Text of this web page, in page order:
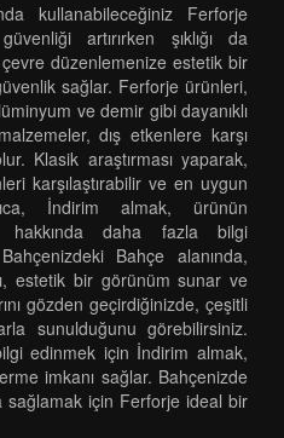
kullanabileceğiniz Ferforje
artırırken şıklığı da
düzenlemenize estetik bir
sağlar. Ferforje ürünleri,
ve demir gibi dayanıklı
dış etkenlere karşı
Klasik araştırması yaparak,
karşılaştırabilir ve en uygun
İndirim almak, ürünün
hakkında daha fazla bilgi
Bahçe alanında,
estetik bir görünüm sunar ve
gözden geçirdiğinizde, çeşitli
sunulduğunu görebilirsiniz.
edinmek için İndirim almak,
imkanı sağlar. Bahçenizde
için Ferforje ideal bir